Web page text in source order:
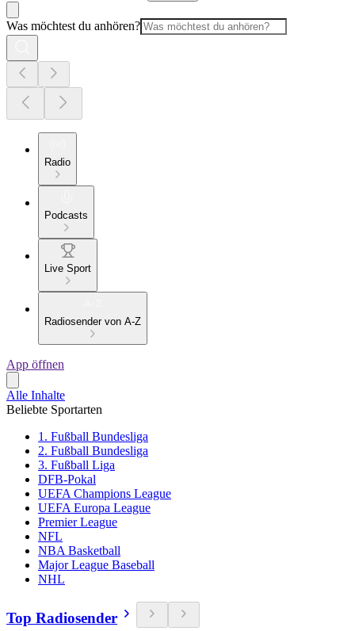
Was möchtest du anhören?
Radio
Podcasts
Live Sport
Radiosender von A-Z
App öffnen
Alle Inhalte
Beliebte Sportarten
1. Fußball Bundesliga
2. Fußball Bundesliga
3. Fußball Liga
DFB-Pokal
UEFA Champions League
UEFA Europa League
Premier League
NFL
NBA Basketball
Major League Baseball
NHL
Top Radiosender